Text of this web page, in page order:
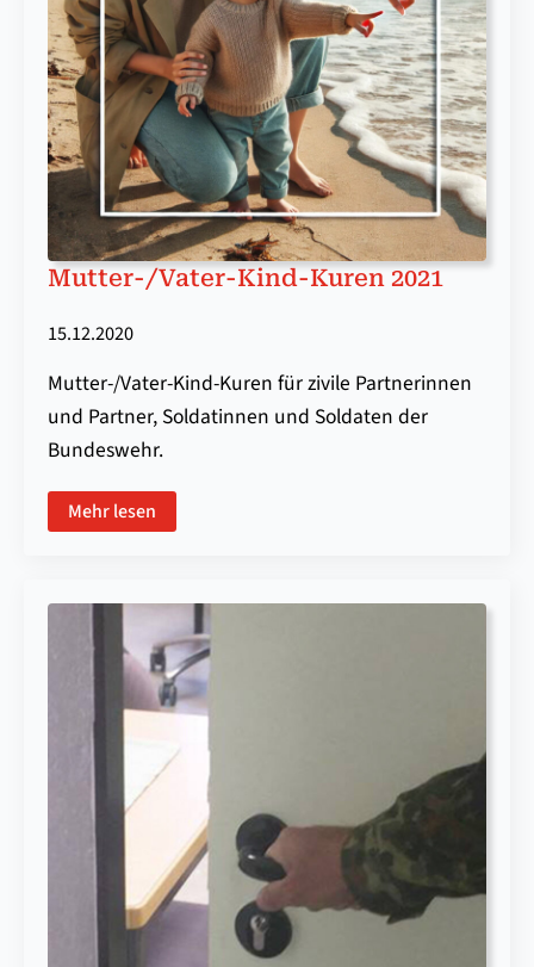
Mutter-/Vater-Kind-Kuren 2021
15.12.2020
Mutter-/Vater-Kind-Kuren für zivile Partnerinnen
und Partner, Soldatinnen und Soldaten der
Bundeswehr.
Mehr lesen